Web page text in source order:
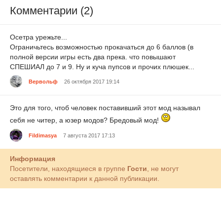
Комментарии (2)
Осетра урежьте...
Ограничьтесь возможностью прокачаться до 6 баллов (в
полной версии игры есть два прека. что повышают
СПЕШИАЛ до 7 и 9. Ну и куча пупсов и прочих плюшек...
Вервольф 26 октября 2017 19:14
Это для того, чтоб человек поставивший этот мод называл
себя не читер, а юзер модов? Бредовый мод!
Fildimasya 7 августа 2017 17:13
Информация
Посетители, находящиеся в группе Гости, не могут
оставлять комментарии к данной публикации.